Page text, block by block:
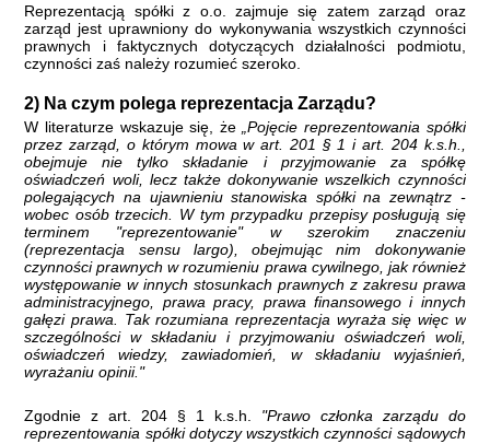
Reprezentacją spółki z o.o. zajmuje się zatem zarząd oraz
zarząd jest uprawniony do wykonywania wszystkich czynności
prawnych i faktycznych dotyczących działalności podmiotu,
czynności zaś należy rozumieć szeroko.
2) Na czym polega reprezentacja Zarządu?
W literaturze wskazuje się, że
„Pojęcie reprezentowania spółki
przez zarząd, o którym mowa w art. 201 § 1 i art. 204 k.s.h.,
obejmuje nie tylko składanie i przyjmowanie za spółkę
oświadczeń woli, lecz także dokonywanie wszelkich czynności
polegających na ujawnieniu stanowiska spółki na zewnątrz -
wobec osób trzecich. W tym przypadku przepisy posługują się
terminem "reprezentowanie" w szerokim znaczeniu
(reprezentacja sensu largo), obejmując nim dokonywanie
czynności prawnych w rozumieniu prawa cywilnego, jak również
występowanie w innych stosunkach prawnych z zakresu prawa
administracyjnego, prawa pracy, prawa finansowego i innych
gałęzi prawa. Tak rozumiana reprezentacja wyraża się więc w
szczególności w składaniu i przyjmowaniu oświadczeń woli,
oświadczeń wiedzy, zawiadomień, w składaniu wyjaśnień,
wyrażaniu opinii."
Zgodnie z art. 204 § 1 k.s.h. "Prawo członka zarządu do
reprezentowania spółki dotyczy wszystkich czynności sądowych